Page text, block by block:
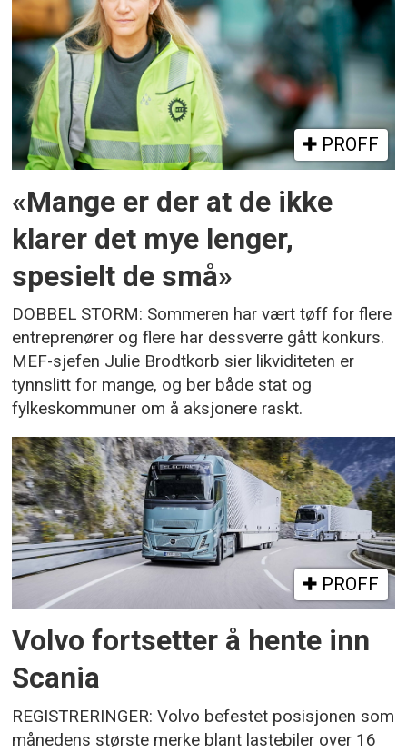
PROFF
«Mange er der at de ikke
klarer det mye lenger,
spesielt de små»
DOBBEL STORM: Sommeren har vært tøff for flere
entreprenører og flere har dessverre gått konkurs.
MEF-sjefen Julie Brodtkorb sier likviditeten er
tynnslitt for mange, og ber både stat og
fylkeskommuner om å aksjonere raskt.
PROFF
Volvo fortsetter å hente inn
Scania
REGISTRERINGER: Volvo befestet posisjonen som
månedens største merke blant lastebiler over 16